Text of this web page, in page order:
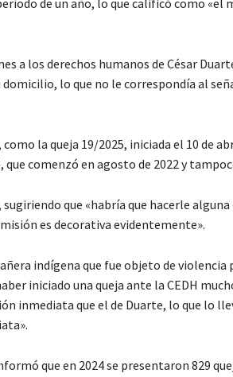
a los derechos humanos de César
lo que no le correspondía al
la queja 19/2025, iniciada el 10 de
que comenzó en agosto de 2022 y
que «habría que hacerle
es decorativa evidentemente».
indígena que fue objeto de
iniciado una queja ante la CEDH
inmediata que el de Duarte, lo que lo
que en 2024 se presentaron 829